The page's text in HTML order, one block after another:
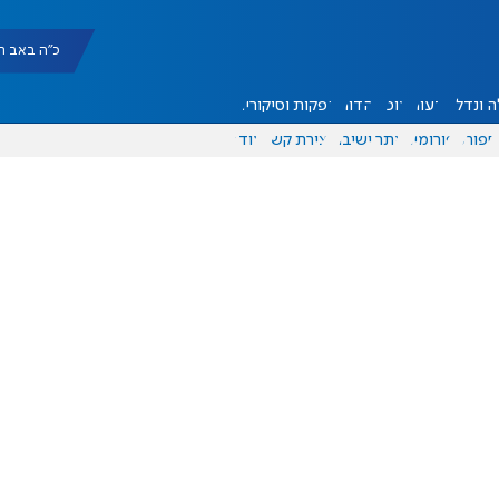
כ"ה באב תשפ"ו
ונדל"ן דעות אוכל יהדות הפקות וסיקורים
ספורט פורומים אתר ישיבה יצירת קשר עוד